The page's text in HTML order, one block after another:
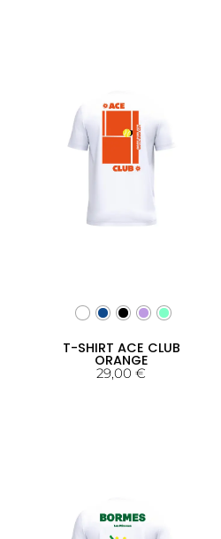
T-SHIRT ACE CLUB
ORANGE
29,00€